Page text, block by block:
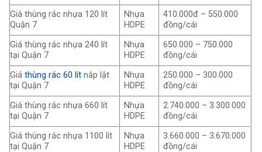
Giá thùng rác nhựa 120 lít
Quận 7
Nhựa
HDPE
410.000đ – 550.000
đồng/cái
Giá thùng rác nhựa 240 lít
tại Quận 7
Nhựa
HDPE
650.000 – 750.000
đồng/cái
Giá thùng rác 60 lít nắp lật
tại Quận 7
Nhựa
HDPE
250.000 – 300.000
đồng/cái
Giá thùng rác nhựa 660 lít
tại Quận 7
Nhựa
HDPE
2.740.000 – 3.300.000
đồng/cái
Giá thùng rác nhựa 1100 lít
tại Quận 7
Nhựa
HDPE
3.660.000 – 3.670.000
đồng/cái